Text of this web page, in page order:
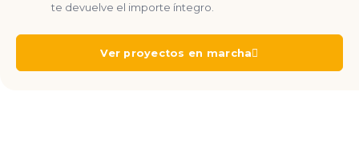
te devuelve el importe íntegro.
Ver proyectos en marcha